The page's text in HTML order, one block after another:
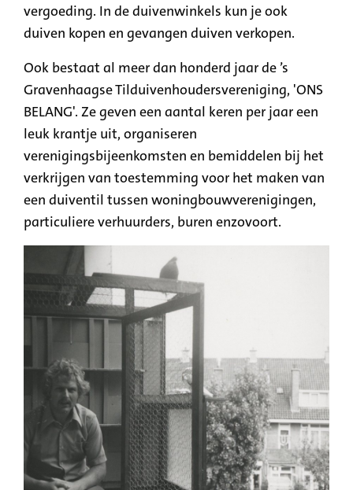
vergoeding. In de duivenwinkels kun je ook
duiven kopen en gevangen duiven verkopen.
Ook bestaat al meer dan honderd jaar de ’s
Gravenhaagse Tilduivenhoudersvereniging, 'ONS
BELANG'. Ze geven een aantal keren per jaar een
leuk krantje uit, organiseren
verenigingsbijeenkomsten en bemiddelen bij het
verkrijgen van toestemming voor het maken van
een duiventil tussen woningbouwverenigingen,
particuliere verhuurders, buren enzovoort.